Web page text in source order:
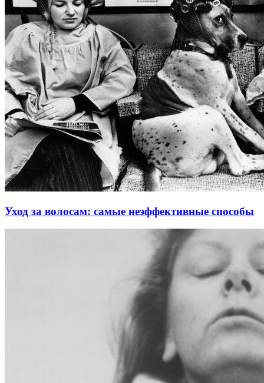
Уход за волосам: самые неэффективные способы